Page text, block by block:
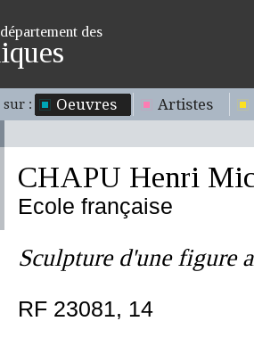
des
sur : Oeuvres Artistes
CHAPU Henri
Ecole française
Sculpture d'une figure
RF 23081, 14